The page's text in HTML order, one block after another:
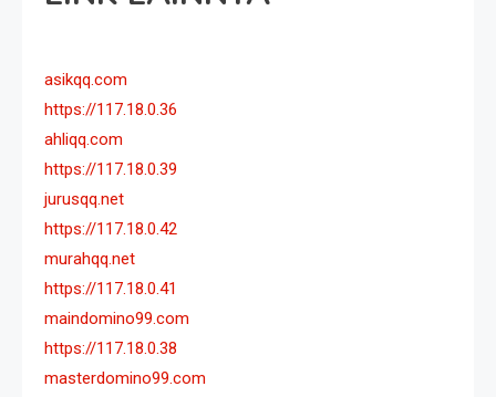
asikqq.com
https://117.18.0.36
ahliqq.com
https://117.18.0.39
jurusqq.net
https://117.18.0.42
murahqq.net
https://117.18.0.41
maindomino99.com
https://117.18.0.38
masterdomino99.com